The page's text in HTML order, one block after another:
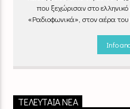
που ξεχώρισαν στο
«Ραδιοφωνικά», στον αέρα
:00 – 00:00
Info
ΤΕΛΕΥΤΑΊΑ ΝΈΑ